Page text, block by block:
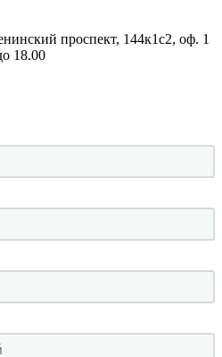
проспект, 144к1с2, оф. 1
18.00